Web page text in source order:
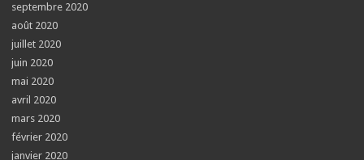
septembre 2020
août 2020
juillet 2020
juin 2020
mai 2020
avril 2020
mars 2020
février 2020
janvier 2020